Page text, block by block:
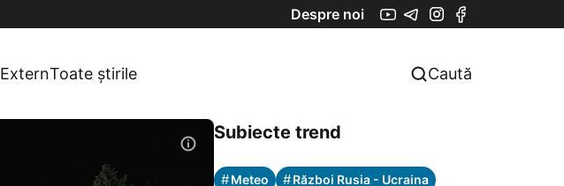
Despre noi
ExternToate știrile Caută
Subiecte trend
#Meteo #Război Rusia - Ucraina